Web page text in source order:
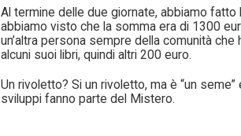
Al termine delle due giornate, abbiamo
abbiamo visto che la somma era di 1300
un’altra persona sempre della comunità
alcuni suoi libri, quindi altri 200 euro.
Un rivoletto? Si un rivoletto, ma è “un
sviluppi fanno parte del Mistero.